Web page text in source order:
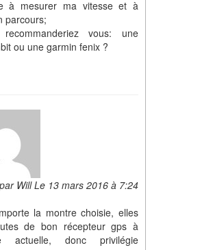
à mesurer ma vitesse et à
parcours;
vous: une
ou une garmin fenix ?
Will Le 13 mars 2016 à 7:24
la montre choisie, elles
de bon récepteur gps à
actuelle, donc privilégie